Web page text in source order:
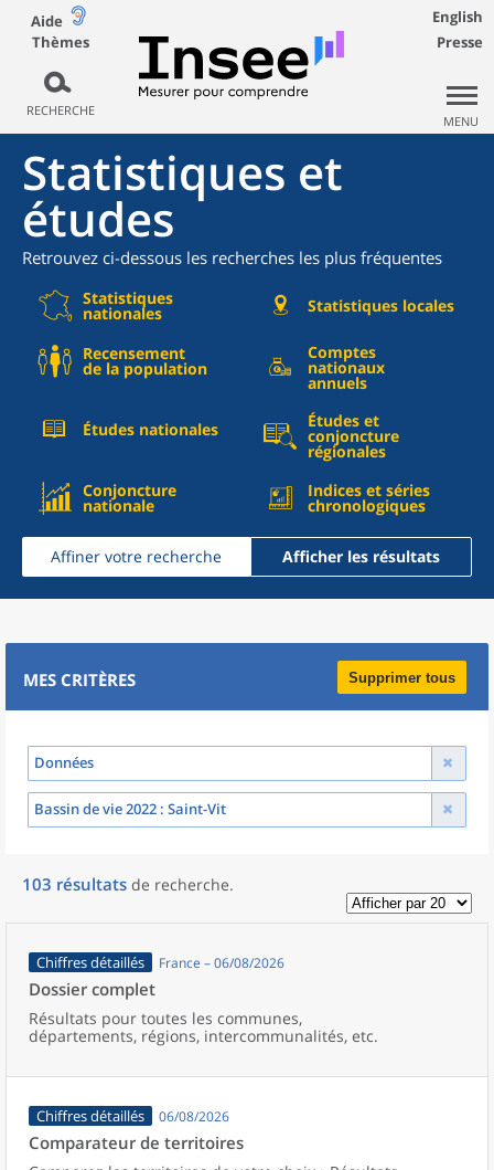
Aide
Thèmes
RECHERCHE
English
Presse
MENU
Statistiques et
études
Retrouvez ci-dessous les recherches les plus fréquentes
Statistiques
nationales Statistiques locales
Recensement
de la population
Comptes
nationaux
annuels
Études nationales Études et
conjoncture
régionales
Conjoncture
nationale
Indices et séries
chronologiques
Affiner votre recherche Afficher les résultats
MES CRITÈRES Supprimer tous
Données
Bassin de vie 2022 : Saint-Vit
103 résultats de recherche.
Chiffres détaillés France – 06/08/2026
Dossier complet
Résultats pour toutes les communes,
départements, régions, intercommunalités, etc.
Chiffres détaillés 06/08/2026
Comparateur de territoires